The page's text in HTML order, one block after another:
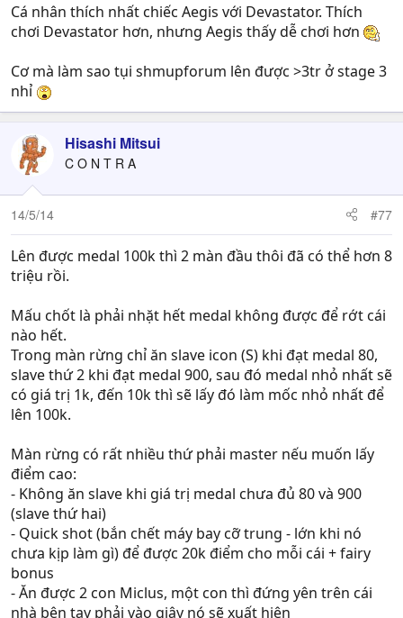
Cá nhân thích nhất chiếc Aegis với Devastator. Thích
chơi Devastator hơn, nhưng Aegis thấy dễ chơi hơn
Cơ mà làm sao tụi shmupforum lên được >3tr ở stage 3
nhỉ
Hisashi Mitsui
C O N T R A
14/5/14 #77
Lên được medal 100k thì 2 màn đầu thôi đã có thể hơn 8
triệu rồi.
Mấu chốt là phải nhặt hết medal không được để rớt cái
nào hết.
Trong màn rừng chỉ ăn slave icon (S) khi đạt medal 80,
slave thứ 2 khi đạt medal 900, sau đó medal nhỏ nhất sẽ
có giá trị 1k, đến 10k thì sẽ lấy đó làm mốc nhỏ nhất để
lên 100k.
Màn rừng có rất nhiều thứ phải master nếu muốn lấy
điểm cao:
- Không ăn slave khi giá trị medal chưa đủ 80 và 900
(slave thứ hai)
- Quick shot (bắn chết máy bay cỡ trung - lớn khi nó
chưa kịp làm gì) để được 20k điểm cho mỗi cái + fairy
bonus
- Ăn được 2 con Miclus, một con thì đứng yên trên cái
nhà bên tay phải vào giây nó sẽ xuất hiện